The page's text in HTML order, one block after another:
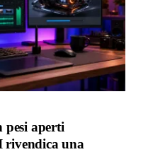
aperti
rivendica una